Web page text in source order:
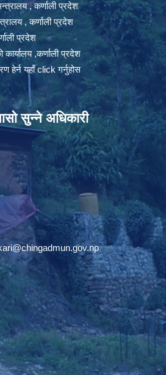
, कर्णाली प्रदेश
, कर्णाली प्रदेश
प्रदेश
कार्यालय ,कर्णाली प्रदेश
हेर्न यहाँ click गर्नुहोस
सुन्ने अधिकारी